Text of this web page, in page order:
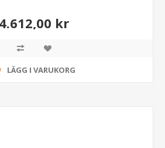
4.612,00 kr
LÄGG I VARUKORG